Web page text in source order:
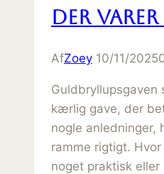
der varer
AfZoey 10/11/2025
kærlig gave, der
nogle anledninger,
ramme rigtigt.
noget praktisk